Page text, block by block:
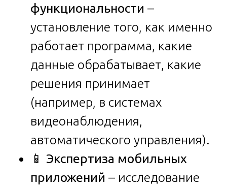
функциональности –
установление того, как именно
работает программа, какие
данные обрабатывает, какие
решения принимает
(например, в системах
видеонаблюдения,
автоматического управления).
📱 Экспертиза мобильных
приложений – исследование